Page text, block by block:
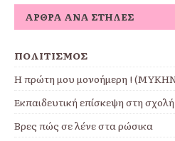
ΆΡΘΡΑ ΑΝΆ ΣΤΉΛΕΣ
ΠΟΛΙΤΙΣΜΟΣ
Η πρώτη μου μονοήμερη !
Eκπαιδευτική επίσκεψη στη
Βρες πώς σε λένε στα ρώσικα